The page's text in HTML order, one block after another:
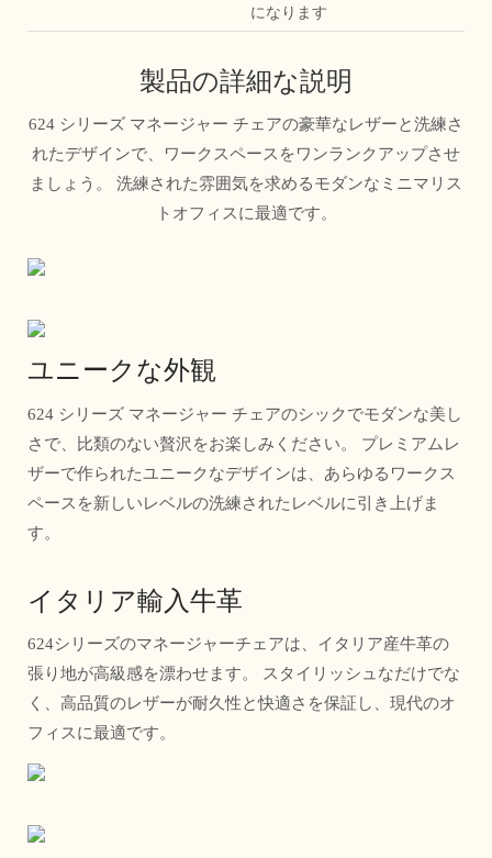
になります
製品の詳細な説明
624 シリーズ マネージャー チェアの豪華なレザーと洗練さ
れたデザインで、ワークスペースをワンランクアップさせ
ましょう。 洗練された雰囲気を求めるモダンなミニマリス
トオフィスに最適です。
ユニークな外観
624 シリーズ マネージャー チェアのシックでモダンな美し
さで、比類のない贅沢をお楽しみください。 プレミアムレ
ザーで作られたユニークなデザインは、あらゆるワークス
ペースを新しいレベルの洗練されたレベルに引き上げま
す。
イタリア輸入牛革
624シリーズのマネージャーチェアは、イタリア産牛革の
張り地が高級感を漂わせます。 スタイリッシュなだけでな
く、高品質のレザーが耐久性と快適さを保証し、現代のオ
フィスに最適です。